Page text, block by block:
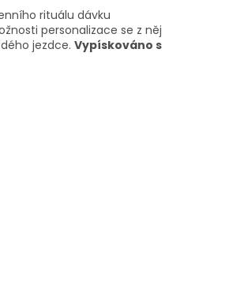
rituálu dávku
personalizace se z něj
jezdce. Vypískováno s